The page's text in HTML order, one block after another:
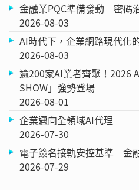
金融業PQC準備發動 密碼
2026-08-03
AI時代下，企業網路現代化
2026-08-03
逾200家AI業者齊聚！2026
SHOW」強勢登場
2026-08-01
企業邁向全領域AI代理
2026-07-30
電子簽名接軌安控基準 金
2026-07-29